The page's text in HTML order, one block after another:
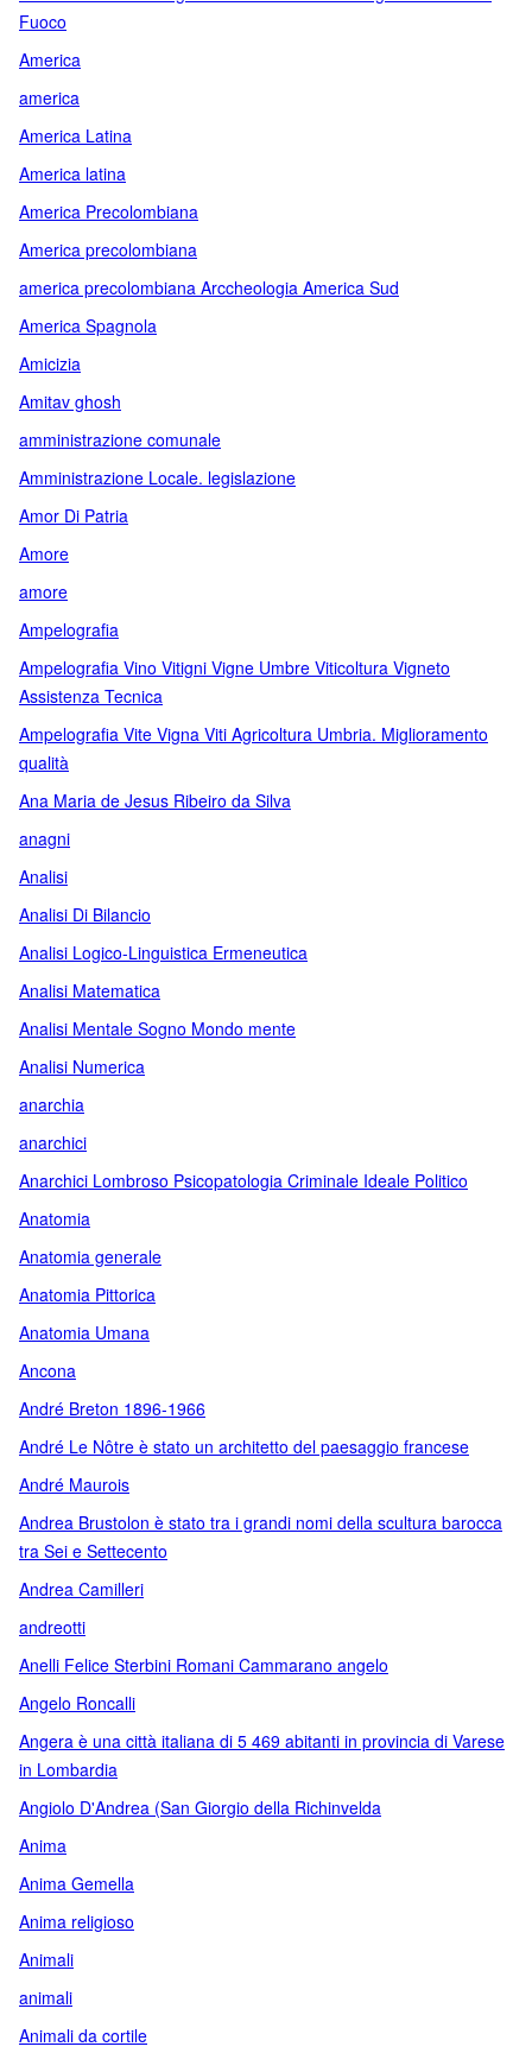
Fuoco
America
america
America Latina
America latina
America Precolombiana
America precolombiana
america precolombiana Arccheologia America Sud
America Spagnola
Amicizia
Amitav ghosh
amministrazione comunale
Amministrazione Locale. legislazione
Amor Di Patria
Amore
amore
Ampelografia
Ampelografia Vino Vitigni Vigne Umbre Viticoltura Vigneto
Assistenza Tecnica
Ampelografia Vite Vigna Viti Agricoltura Umbria. Miglioramento
qualità
Ana Maria de Jesus Ribeiro da Silva
anagni
Analisi
Analisi Di Bilancio
Analisi Logico-Linguistica Ermeneutica
Analisi Matematica
Analisi Mentale Sogno Mondo mente
Analisi Numerica
anarchia
anarchici
Anarchici Lombroso Psicopatologia Criminale Ideale Politico
Anatomia
Anatomia generale
Anatomia Pittorica
Anatomia Umana
Ancona
André Breton 1896-1966
André Le Nôtre è stato un architetto del paesaggio francese
André Maurois
Andrea Brustolon è stato tra i grandi nomi della scultura barocca
tra Sei e Settecento
Andrea Camilleri
andreotti
Anelli Felice Sterbini Romani Cammarano angelo
Angelo Roncalli
Angera è una città italiana di 5 469 abitanti in provincia di Varese
in Lombardia
Angiolo D'Andrea (San Giorgio della Richinvelda
Anima
Anima Gemella
Anima religioso
Animali
animali
Animali da cortile